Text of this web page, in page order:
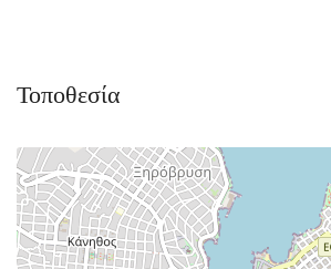
Τοποθεσία